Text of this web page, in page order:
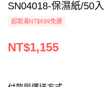
SN04018-保濕紙/50入
超取滿NT$699免運
NT$1,155